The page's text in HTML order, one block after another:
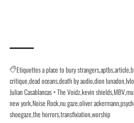
Etiquettesa place to bury strangersaptbsarticle
critiquedead oceansdeath by audiodion lunadon
Julian Casablancas + The Voidzkevin shieldsMBV
new yorkNoise Rocknu gazeoliver ackermann
shoegazethe horrorstransfixiationworship